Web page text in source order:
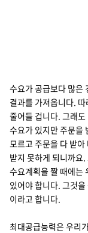
수요가 공급보다 많은
결과를 가져옵니다.
줄어들 겁니다. 그래
수요가 있지만 주문을
모르고 주문을 다 받
받지 못하게 되니까요
수요계획을 짤 때에는
있어야 합니다. 그것
이라고 합니다.
최대공급능력은 우리